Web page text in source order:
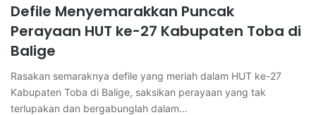
Defile Menyemarakkan Puncak
Perayaan HUT ke-27 Kabupaten Toba di
Balige
Rasakan semaraknya defile yang meriah dalam HUT ke-27
Kabupaten Toba di Balige, saksikan perayaan yang tak
terlupakan dan bergabunglah dalam…